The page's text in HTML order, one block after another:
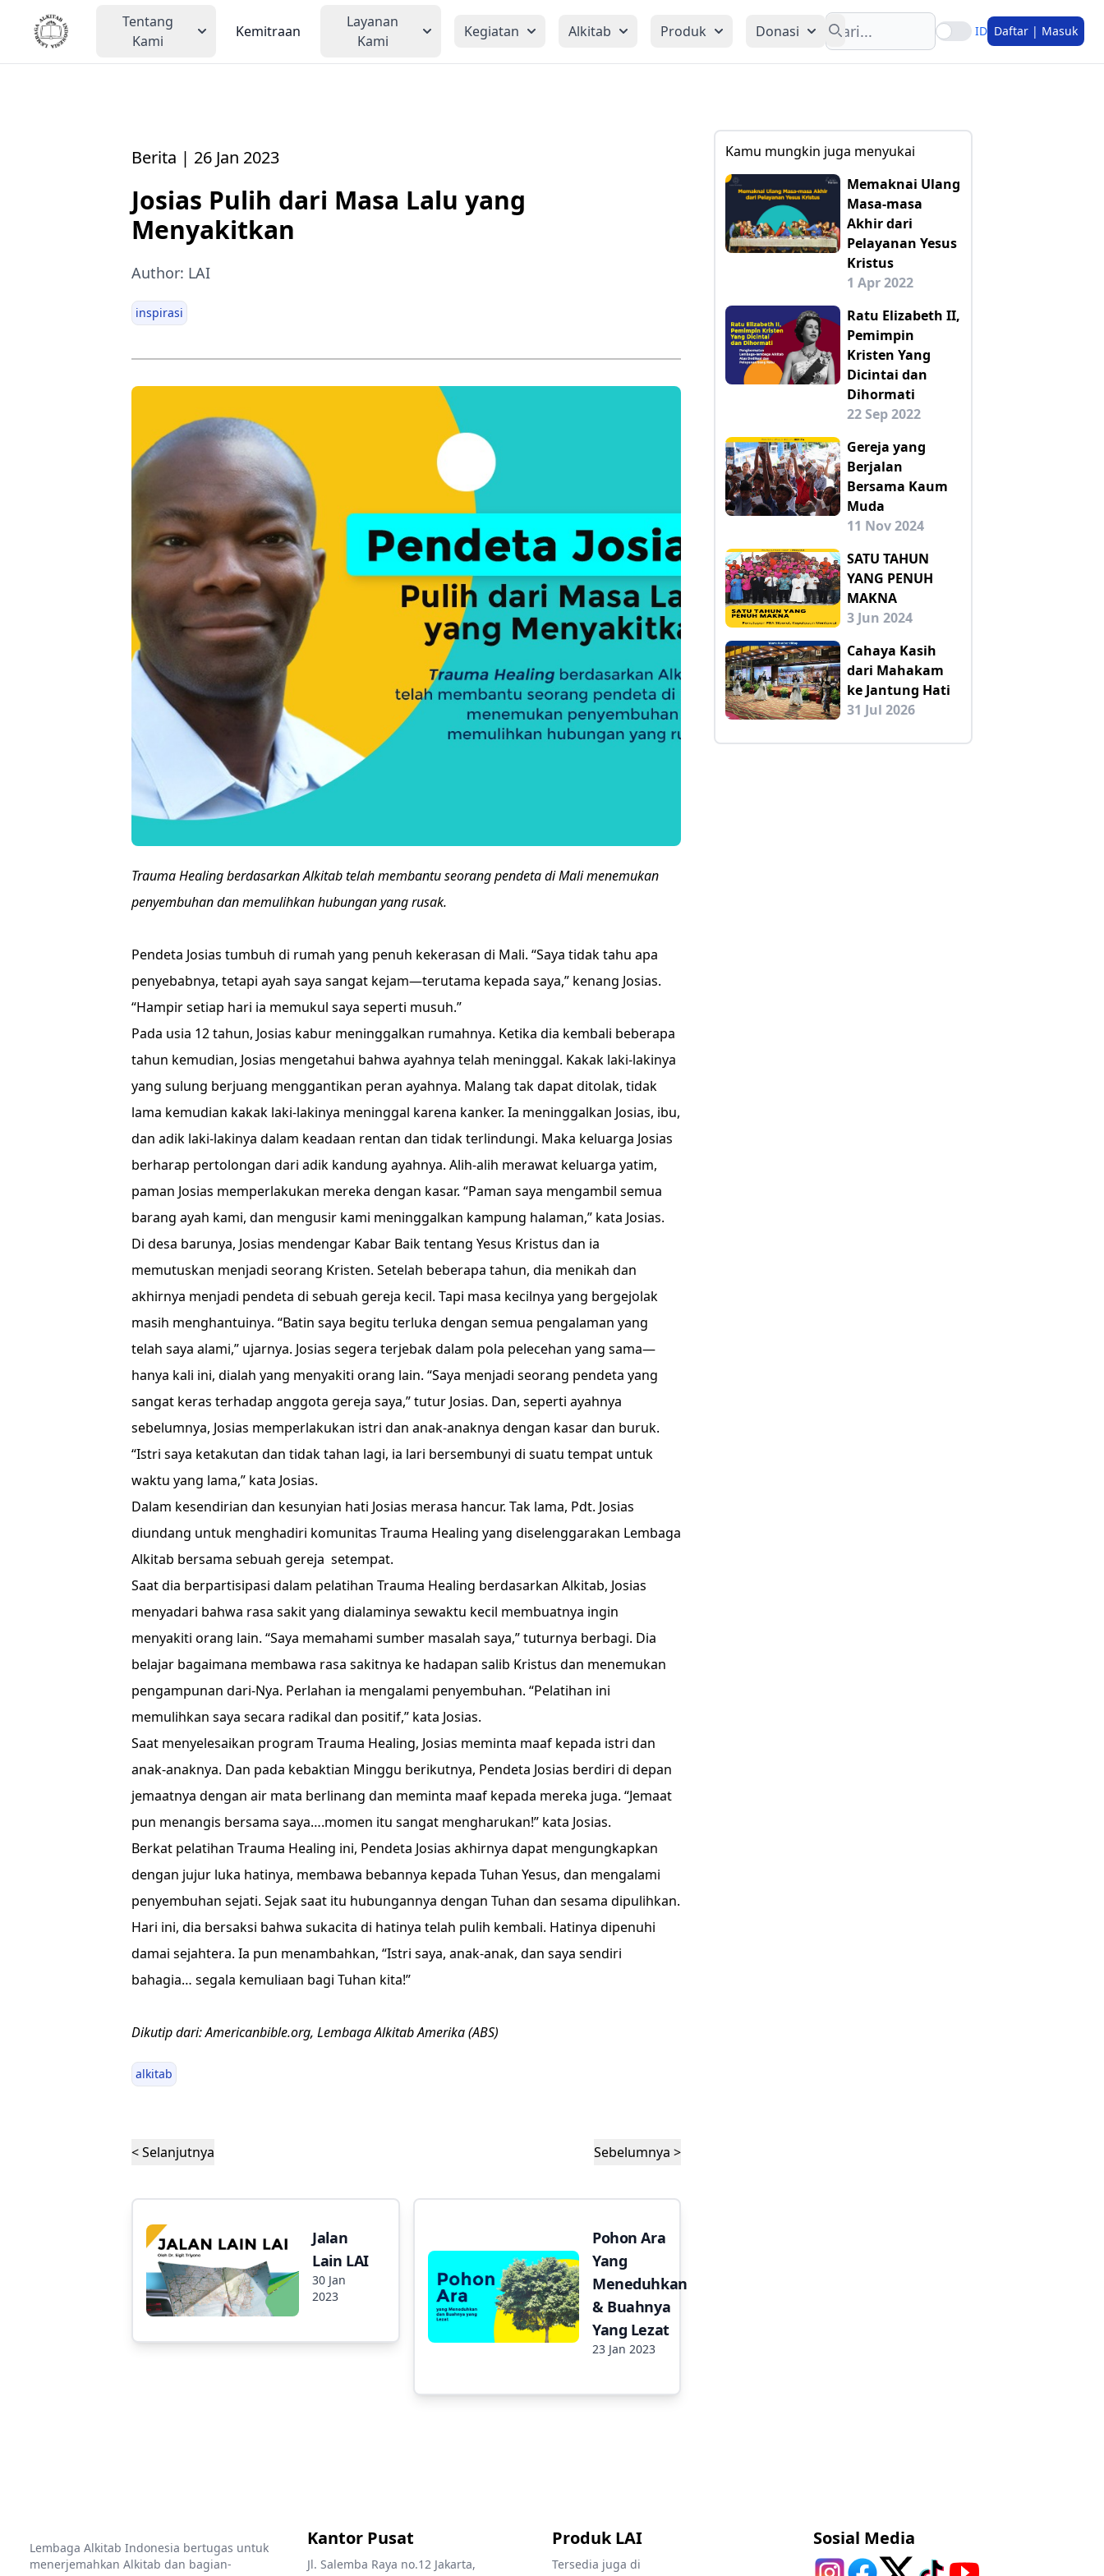
Tentang
Kami
Kemitraan
Layanan
Kami
Kegiatan Alkitab Produk Donasi
Search
ID Daftar | Masuk
Berita | 26 Jan 2023
Josias Pulih dari Masa Lalu yang
Menyakitkan
Author: LAI
inspirasi
Trauma Healing berdasarkan Alkitab telah membantu seorang pendeta di Mali menemukan
penyembuhan dan memulihkan hubungan yang rusak.
Pendeta Josias tumbuh di rumah yang penuh kekerasan di Mali. “Saya tidak tahu apa
penyebabnya, tetapi ayah saya sangat kejam—terutama kepada saya,” kenang Josias.
“Hampir setiap hari ia memukul saya seperti musuh.”
Pada usia 12 tahun, Josias kabur meninggalkan rumahnya. Ketika dia kembali beberapa
tahun kemudian, Josias mengetahui bahwa ayahnya telah meninggal. Kakak laki-lakinya
yang sulung berjuang menggantikan peran ayahnya. Malang tak dapat ditolak, tidak
lama kemudian kakak laki-lakinya meninggal karena kanker. Ia meninggalkan Josias, ibu,
dan adik laki-lakinya dalam keadaan rentan dan tidak terlindungi. Maka keluarga Josias
berharap pertolongan dari adik kandung ayahnya. Alih-alih merawat keluarga yatim,
paman Josias memperlakukan mereka dengan kasar. “Paman saya mengambil semua
barang ayah kami, dan mengusir kami meninggalkan kampung halaman,” kata Josias.
Di desa barunya, Josias mendengar Kabar Baik tentang Yesus Kristus dan ia
memutuskan menjadi seorang Kristen. Setelah beberapa tahun, dia menikah dan
akhirnya menjadi pendeta di sebuah gereja kecil. Tapi masa kecilnya yang bergejolak
masih menghantuinya. “Batin saya begitu terluka dengan semua pengalaman yang
telah saya alami,” ujarnya. Josias segera terjebak dalam pola pelecehan yang sama—
hanya kali ini, dialah yang menyakiti orang lain. “Saya menjadi seorang pendeta yang
sangat keras terhadap anggota gereja saya,” tutur Josias. Dan, seperti ayahnya
sebelumnya, Josias memperlakukan istri dan anak-anaknya dengan kasar dan buruk.
“Istri saya ketakutan dan tidak tahan lagi, ia lari bersembunyi di suatu tempat untuk
waktu yang lama,” kata Josias.
Dalam kesendirian dan kesunyian hati Josias merasa hancur. Tak lama, Pdt. Josias
diundang untuk menghadiri komunitas Trauma Healing yang diselenggarakan Lembaga
Alkitab bersama sebuah gereja setempat.
Saat dia berpartisipasi dalam pelatihan Trauma Healing berdasarkan Alkitab, Josias
menyadari bahwa rasa sakit yang dialaminya sewaktu kecil membuatnya ingin
menyakiti orang lain. “Saya memahami sumber masalah saya,” tuturnya berbagi. Dia
belajar bagaimana membawa rasa sakitnya ke hadapan salib Kristus dan menemukan
pengampunan dari-Nya. Perlahan ia mengalami penyembuhan. “Pelatihan ini
memulihkan saya secara radikal dan positif,” kata Josias.
Saat menyelesaikan program Trauma Healing, Josias meminta maaf kepada istri dan
anak-anaknya. Dan pada kebaktian Minggu berikutnya, Pendeta Josias berdiri di depan
jemaatnya dengan air mata berlinang dan meminta maaf kepada mereka juga. “Jemaat
pun menangis bersama saya….momen itu sangat mengharukan!” kata Josias.
Berkat pelatihan Trauma Healing ini, Pendeta Josias akhirnya dapat mengungkapkan
dengan jujur luka hatinya, membawa bebannya kepada Tuhan Yesus, dan mengalami
penyembuhan sejati. Sejak saat itu hubungannya dengan Tuhan dan sesama dipulihkan.
Hari ini, dia bersaksi bahwa sukacita di hatinya telah pulih kembali. Hatinya dipenuhi
damai sejahtera. Ia pun menambahkan, “Istri saya, anak-anak, dan saya sendiri
bahagia… segala kemuliaan bagi Tuhan kita!”
Dikutip dari: Americanbible.org, Lembaga Alkitab Amerika (ABS)
alkitab
< Selanjutnya Sebelumnya >
Jalan
Lain LAI
30 Jan
2023
Pohon Ara
Yang
Meneduhkan
& Buahnya
Yang Lezat
23 Jan 2023
Kamu mungkin juga menyukai
Memaknai Ulang
Masa-masa
Akhir dari
Pelayanan Yesus
Kristus
1 Apr 2022
Ratu Elizabeth II,
Pemimpin
Kristen Yang
Dicintai dan
Dihormati
22 Sep 2022
Gereja yang
Berjalan
Bersama Kaum
Muda
11 Nov 2024
SATU TAHUN
YANG PENUH
MAKNA
3 Jun 2024
Cahaya Kasih
dari Mahakam
ke Jantung Hati
31 Jul 2026
Lembaga Alkitab Indonesia bertugas untuk
menerjemahkan Alkitab dan bagian-
Kantor Pusat
Jl. Salemba Raya no.12 Jakarta,
Produk LAI
Tersedia juga di
Sosial Media